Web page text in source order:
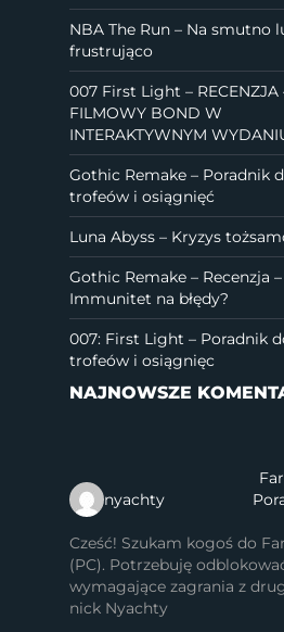
NBA The Run – Na smutno
frustrująco
007 First Light – RECENZJA
FILMOWY BOND W
INTERAKTYWNYM
Gothic Remake – Poradnik
trofeów i osiągnięć
Luna Abyss – Kryzys
Gothic Remake – Recenzja –
Immunitet na błędy?
007: First Light – Poradnik
trofeów i osiągnięc
NAJNOWSZE
nyachty
Cześć! Szukam kogoś do
(PC). Potrzebuję
wymagające zagrania z
nick Nyachty